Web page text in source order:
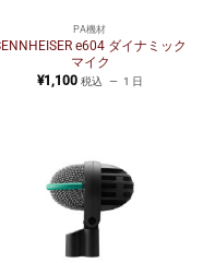
PA機材
e604 ダイナミック
マイク
¥1,100 税込 1 日